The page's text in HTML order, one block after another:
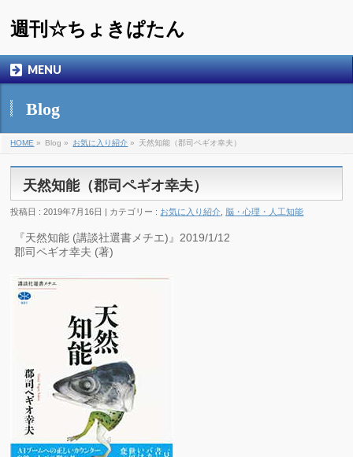
週刊☆ちょきぱたん
MENU
Blog
HOME » Blog » お気に入り紹介 » 天然知能（郡司ペギオ幸夫）
天然知能（郡司ペギオ幸夫）
投稿日 : 2019年7月16日 | カテゴリー : お気に入り紹介 脳・心理・人工知能
『天然知能 (講談社選書メチエ)』2019/1/12
郡司ペギオ幸夫 (著)